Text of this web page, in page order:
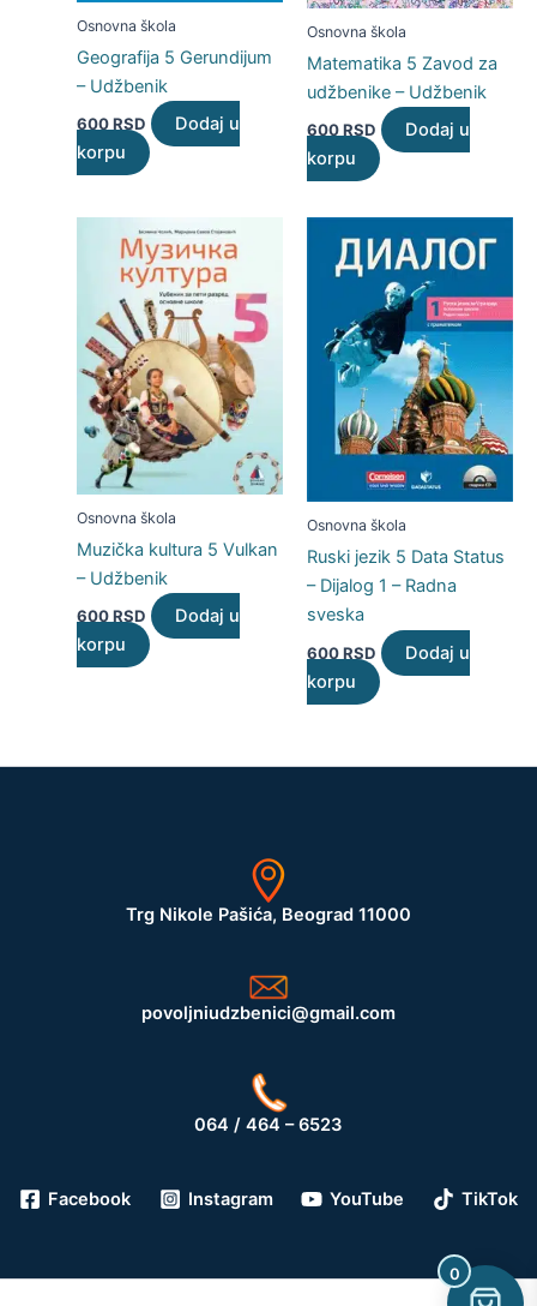
Osnovna škola
Geografija 5 Gerundijum
– Udžbenik
600RSD
Dodaj u
korpu
Osnovna škola
Matematika 5 Zavod za
udžbenike – Udžbenik
600RSD
Dodaj u
korpu
Osnovna škola
Muzička kultura 5 Vulkan
– Udžbenik
600RSD
Dodaj u
korpu
Osnovna škola
Ruski jezik 5 Data Status
– Dijalog 1 – Radna
sveska
600RSD
Dodaj u
korpu
Trg Nikole Pašića, Beograd 11000
povoljniudzbenici@gmail.com
064 / 464 – 6523
Facebook Instagram YouTube TikTok
0